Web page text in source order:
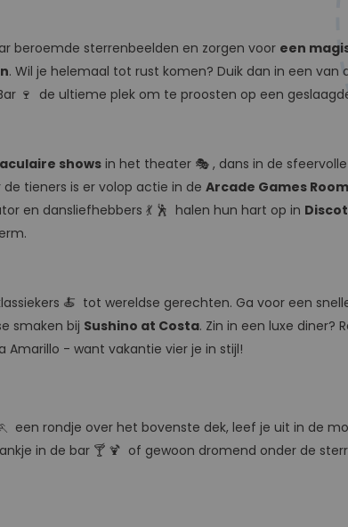
beroemde sterrenbeelden en zorgen voor een
. Wil je helemaal tot rust komen? Duik dan in een
🍷 de ultieme plek om te proosten op een
showsin het theater 🎭 , dans in de
de tieners is er volop actie in de Arcade Games Room
en dansliefhebbers 💃 🕺 halen hun hart op in
🍝 tot wereldse gerechten. Ga voor een
smaken bij Sushino at Costa. Zin in een luxe diner?
Amarillo - want vakantie vier je in stijl!
een rondje over het bovenste dek, leef je uit in de
in de bar 🍸 🍹 of gewoon dromend onder de